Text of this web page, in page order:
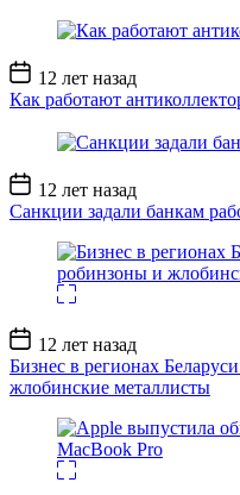
Дата
записи
12 лет назад
Как работают
Дата
записи
12 лет назад
Санкции задали банкам
Дата
записи
12 лет назад
Бизнес в регионах
жлобинские металлисты